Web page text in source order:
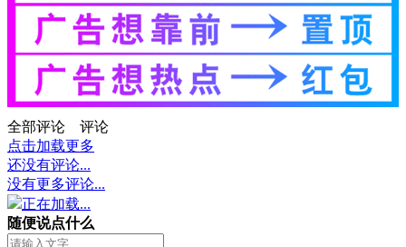
全部评论
评论
点击加载更多
还没有评论...
没有更多评论...
正在加载...
随便说点什么